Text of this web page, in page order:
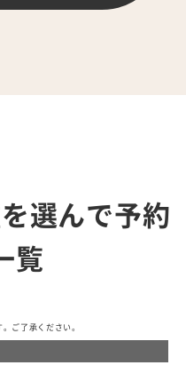
選んで予約
覧
ご了承ください。